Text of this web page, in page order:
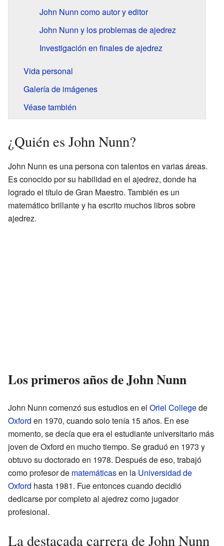
John Nunn como autor y editor
John Nunn y los problemas de ajedrez
Investigación en finales de ajedrez
Vida personal
Galería de imágenes
Véase también
¿Quién es John Nunn?
John Nunn es una persona con talentos en varias áreas.
Es conocido por su habilidad en el ajedrez, donde ha
logrado el título de Gran Maestro. También es un
matemático brillante y ha escrito muchos libros sobre
ajedrez.
Los primeros años de John Nunn
John Nunn comenzó sus estudios en el Oriel Collegede
Oxford en 1970, cuando solo tenía 15 años. En ese
momento, se decía que era el estudiante universitario más
joven de Oxford en mucho tiempo. Se graduó en 1973 y
obtuvo su doctorado en 1978. Después de eso, trabajó
como profesor de matemáticasen la Universidad de
Oxford hasta 1981. Fue entonces cuando decidió
dedicarse por completo al ajedrez como jugador
profesional.
La destacada carrera de John Nunn